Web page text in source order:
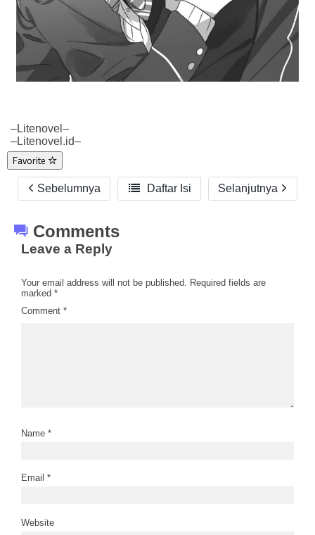
–Litenovel–
–Litenovel.id–
Favorite
Sebelumnya  Daftar Isi Selanjutnya
Comments
Leave a Reply
Your email address will not be published. Required fields are
marked *
Comment *
Name *
Email *
Website